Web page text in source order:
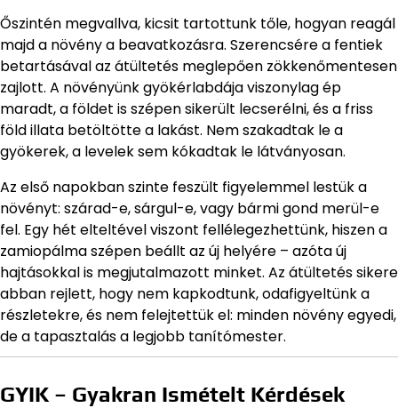
Őszintén megvallva, kicsit tartottunk tőle, hogyan reagál
majd a növény a beavatkozásra. Szerencsére a fentiek
betartásával az átültetés meglepően zökkenőmentesen
zajlott. A növényünk gyökérlabdája viszonylag ép
maradt, a földet is szépen sikerült lecserélni, és a friss
föld illata betöltötte a lakást. Nem szakadtak le a
gyökerek, a levelek sem kókadtak le látványosan.
Az első napokban szinte feszült figyelemmel lestük a
növényt: szárad-e, sárgul-e, vagy bármi gond merül-e
fel. Egy hét elteltével viszont fellélegezhettünk, hiszen a
zamiopálma szépen beállt az új helyére – azóta új
hajtásokkal is megjutalmazott minket. Az átültetés sikere
abban rejlett, hogy nem kapkodtunk, odafigyeltünk a
részletekre, és nem felejtettük el: minden növény egyedi,
de a tapasztalás a legjobb tanítómester.
GYIK – Gyakran Ismételt Kérdések